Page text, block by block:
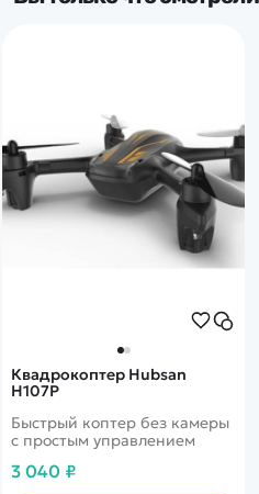
Квадрокоптер Hubsan
H107P
Быстрый коптер без камеры
с простым управлением
3 040 ₽